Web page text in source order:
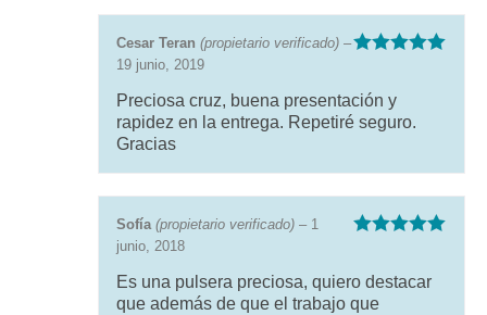
Cesar Teran (propietario verificado) –
19 junio, 2019
Preciosa cruz, buena presentación y
rapidez en la entrega. Repetiré seguro.
Gracias
Sofía (propietario verificado) – 1
junio, 2018
Es una pulsera preciosa, quiero destacar
que además de que el trabajo que